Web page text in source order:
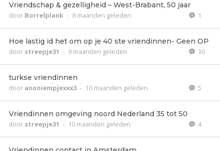
Vriendschap & gezelligheid – West-Brabant, 50 jaar
door Borrelplank - 8 maanden geleden 1
Hoe lastig id het om op je 40 ste vriendinnen- Geen OP
door streepje31 - 9 maanden geleden 30
turkse vriendinnen
door anoniempjexxx3 - 10 maanden geleden 5
Vriendinnen omgeving noord Nederland 35 tot 50
door streepje31 - 10 maanden geleden 4